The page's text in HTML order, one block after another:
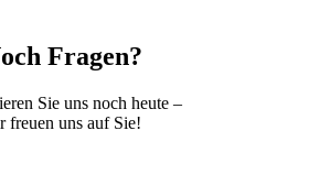
Fragen?
Sie uns noch heute –
freuen uns auf Sie!